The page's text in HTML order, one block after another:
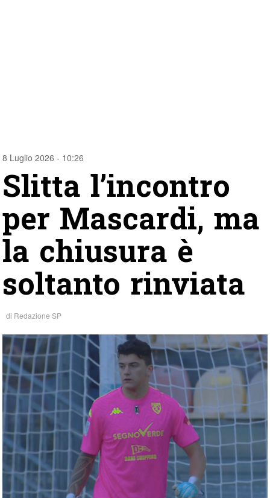
8 Luglio 2026 - 10:26
Slitta l’incontro
per Mascardi, ma
la chiusura è
soltanto rinviata
di Redazione SP